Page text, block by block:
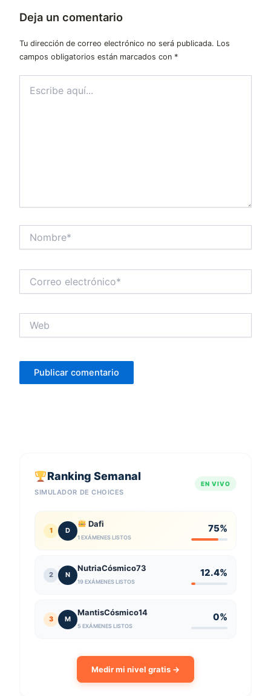
Deja un comentario
Tu dirección de correo electrónico no será publicada. Los
campos obligatorios están marcados con *
aquí...
electrónico*
Ranking Semanal
SIMULADOR DE CHOICES
EN VIVO
1 D
Dafi
1 EXÁMENES LISTOS
75%
2 N
NutriaCósmico73
19 EXÁMENES LISTOS
12.4%
3 M
MantisCósmico14
5 EXÁMENES LISTOS
0%
Medir mi nivel gratis →